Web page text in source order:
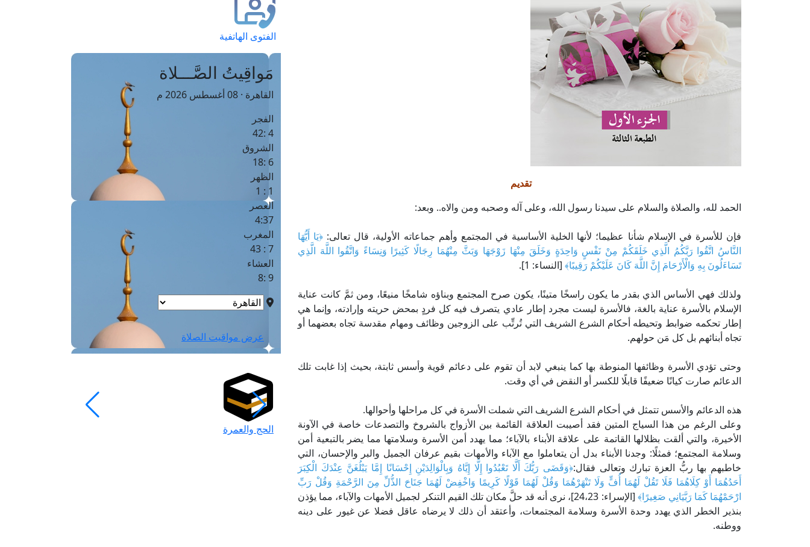
تقديم
الحمد لله، والصلاة والسلام على سيدنا رسول الله، وعلى آله وصحبه ومن والاه.. وبعد:
فإن للأسرة في الإسلام شأنا عظيما؛ لأنها الخلية الأساسية في المجتمع وأهم جماعاته الأولية، قال تعالى: ﴿يَا أَيُّهَا
النَّاسُ اتَّقُوا رَبَّكُمُ الَّذِي خَلَقَكُمْ مِنْ نَفْسٍ وَاحِدَةٍ وَخَلَقَ مِنْهَا زَوْجَهَا وَبَثَّ مِنْهُمَا رِجَالًا كَثِيرًا وَنِسَاءً وَاتَّقُوا اللَّهَ الَّذِي
تَسَاءَلُونَ بِهِ وَالْأَرْحَامَ إِنَّ اللَّهَ كَانَ عَلَيْكُمْ رَقِيبًا﴾ [النساء: 1].
ولذلك فهي الأساس الذي بقدر ما يكون راسخًا متينًا، يكون صرح المجتمع وبناؤه شامخًا منيعًا، ومن ثمَّ كانت عناية
الإسلام بالأسرة عناية بالغة، فالأسرة ليست مجرد إطار عادي يتصرف فيه كل فردٍ بمحض حريته وإرادته، وإنما هي
إطار تحكمه ضوابط وتحيطه أحكام الشرع الشريف التي تُرتِّب على الزوجين وظائف ومهام مقدسة تجاه بعضهما أو
تجاه أبنائهم بل كل مَن حولهم.
وحتى تؤدي الأسرة وظائفها المنوطة بها كما ينبغي لابد أن تقوم على دعائم قوية وأسس ثابتة، بحيث إذا غابت تلك
الدعائم صارت كيانًا ضعيفًا قابلًا للكسر أو النقض في أي وقت.
هذه الدعائم والأسس تتمثل في أحكام الشرع الشريف التي شملت الأسرة في كل مراحلها وأحوالها.
وعلى الرغم من هذا السياج المتين فقد أصيبت العلاقة القائمة بين الأزواج بالشروخ والتصدعات خاصة في الآونة
الأخيرة، والتي ألقت بظلالها القاتمة على علاقة الأبناء بالآباء؛ مما يهدد أمن الأسرة وسلامتها مما يضر بالتبعية أمن
وسلامة المجتمع؛ فمثلًا: وجدنا الأبناء بدل أن يتعاملوا مع الآباء والأمهات بقيم عرفان الجميل والبر والإحسان، التي
خاطبهم بها ربُّ العزة تبارك وتعالى فقال:﴿وَقَضَى رَبُّكَ أَلَّا تَعْبُدُوا إِلَّا إِيَّاهُ وَبِالْوَالِدَيْنِ إِحْسَانًا إِمَّا يَبْلُغَنَّ عِنْدَكَ الْكِبَرَ
أَحَدُهُمَا أَوْ كِلَاهُمَا فَلَا تَقُلْ لَهُمَا أُفٍّ وَلَا تَنْهَرْهُمَا وَقُلْ لَهُمَا قَوْلًا كَرِيمًا وَاخْفِضْ لَهُمَا جَنَاحَ الذُّلِّ مِنَ الرَّحْمَةِ وَقُلْ رَبِّ
ارْحَمْهُمَا كَمَا رَبَّيَانِي صَغِيرًا﴾
[الإسراء: 24،23]، نرى أنه قد حلَّ مكان تلك القيم التنكر لجميل الأمهات والآباء، مما يؤذن
بنذير الخطر الذي يهدد وحدة الأسرة وسلامة المجتمعات، وأعتقد أن ذلك لا يرضاه عاقل فضلا عن غيور على دينه
ووطنه.
الفتوى الهاتفية
مَواقِيتُ الصَّـــلاة
القاهرة · 08 أغسطس 2026 م
الفجر
4 :42
الشروق
6 :18
الظهر
1 : 1
العصر
4:37
المغرب
7 : 43
العشاء
9 :8
عرض مواقيت الصلاة
الحج والعمرة